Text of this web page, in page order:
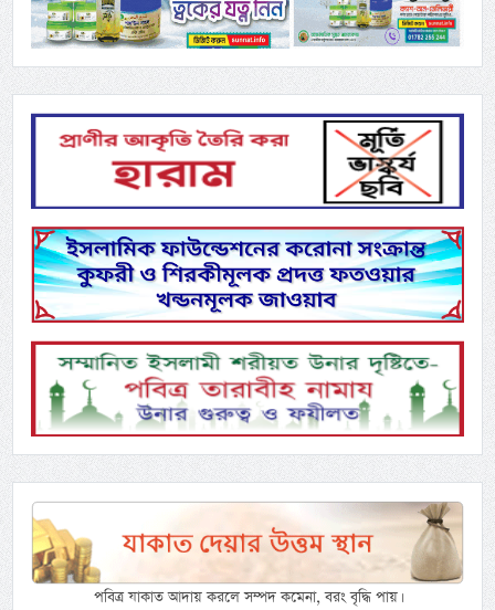
পবিত্র যাকাত আদায় করলে সম্পদ কমেনা, বরং বৃদ্ধি পায়।